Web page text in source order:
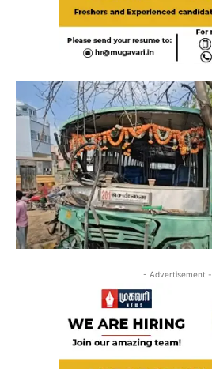
- Advertisement -